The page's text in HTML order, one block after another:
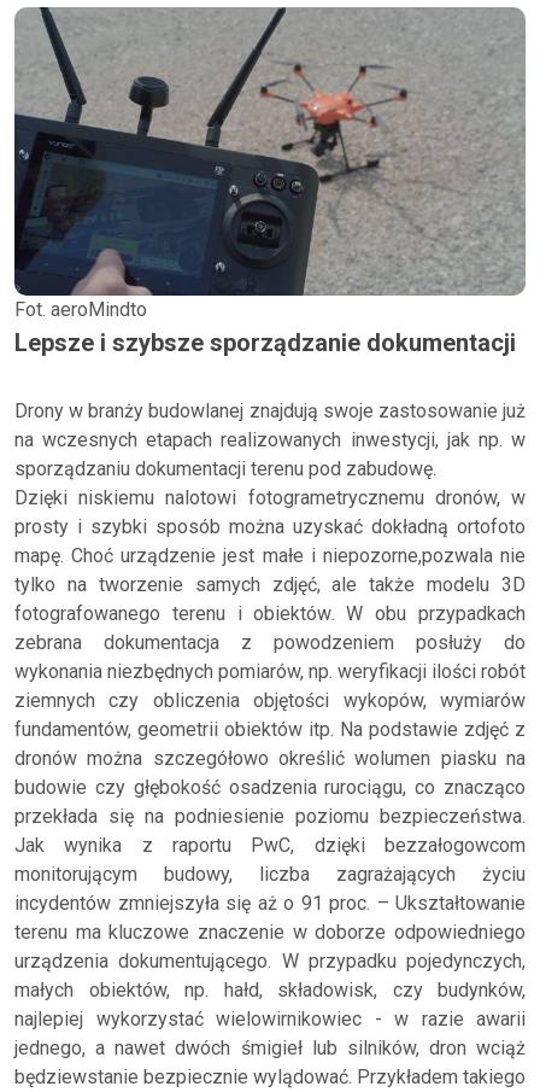
Fot. aeroMindto
Lepsze i szybsze sporządzanie dokumentacji
Drony w branży budowlanej znajdują swoje zastosowanie już
na wczesnych etapach realizowanych inwestycji, jak np. w
sporządzaniu dokumentacji terenu pod zabudowę.
Dzięki niskiemu nalotowi fotogrametrycznemu dronów, w
prosty i szybki sposób można uzyskać dokładną ortofoto
mapę. Choć urządzenie jest małe i niepozorne,pozwala nie
tylko na tworzenie samych zdjęć, ale także modelu 3D
fotografowanego terenu i obiektów. W obu przypadkach
zebrana dokumentacja z powodzeniem posłuży do
wykonania niezbędnych pomiarów, np. weryfikacji ilości robót
ziemnych czy obliczenia objętości wykopów, wymiarów
fundamentów, geometrii obiektów itp. Na podstawie zdjęć z
dronów można szczegółowo określić wolumen piasku na
budowie czy głębokość osadzenia rurociągu, co znacząco
przekłada się na podniesienie poziomu bezpieczeństwa.
Jak wynika z raportu PwC, dzięki bezzałogowcom
monitorującym budowy, liczba zagrażających życiu
incydentów zmniejszyła się aż o 91 proc. – Ukształtowanie
terenu ma kluczowe znaczenie w doborze odpowiedniego
urządzenia dokumentującego. W przypadku pojedynczych,
małych obiektów, np. hałd, składowisk, czy budynków,
najlepiej wykorzystać wielowirnikowiec - w razie awarii
jednego, a nawet dwóch śmigieł lub silników, dron wciąż
będziewstanie bezpiecznie wylądować. Przykładem takiego